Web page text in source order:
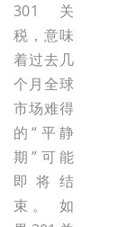
301关
税，意味
着过去几
个月全球
市场难得
的“平静
期”可能
即将结
束。 如